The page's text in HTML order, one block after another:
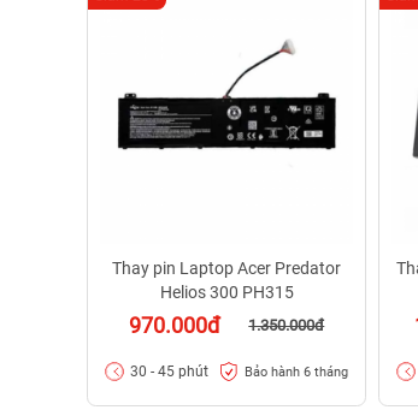
Thay pin Laptop Acer Predator
Helios 300 PH315
970.000đ 1.350.000đ
30 - 45 phút Bảo hành 6 tháng